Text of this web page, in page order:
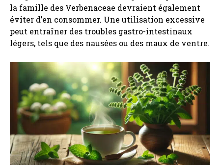
la famille des Verbenaceae devraient également
éviter d’en consommer. Une utilisation excessive
peut entraîner des troubles gastro-intestinaux
légers, tels que des nausées ou des maux de ventre.